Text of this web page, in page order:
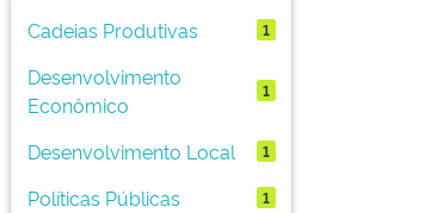
Cadeias Produtivas
1
Desenvolvimento
Econômico
1
Desenvolvimento Local 1
Políticas Públicas 1